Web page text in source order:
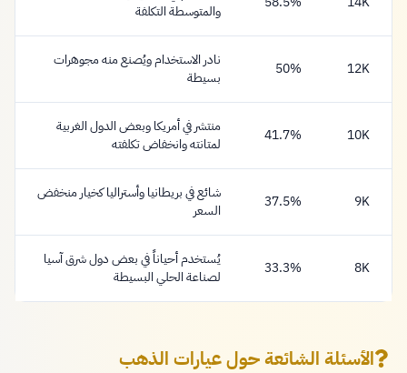
والمتوسطة التكلفة
12K
50%
نادر الاستخدام ويُصنع منه مجوهرات
بسيطة
10K
41.7%
منتشر في أمريكا وبعض الدول الغربية
لمتانته وانخفاض تكلفته
9K
37.5%
شائع في بريطانيا وأستراليا كخيار منخفض
السعر
8K
33.3%
يُستخدم أحياناً في بعض دول شرق آسيا
لصناعة الحلي البسيطة
الأسئلة الشائعة حول عيارات الذهب